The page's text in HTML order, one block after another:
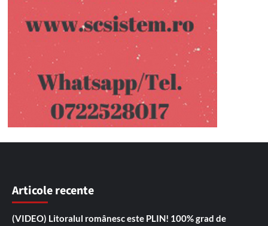
Articole recente
(VIDEO) Litoralul românesc este PLIN! 100% grad de